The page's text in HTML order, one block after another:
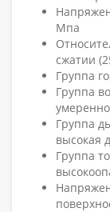
Мпа
сжатии
Группа
Группа
Группа
высокая
Группа